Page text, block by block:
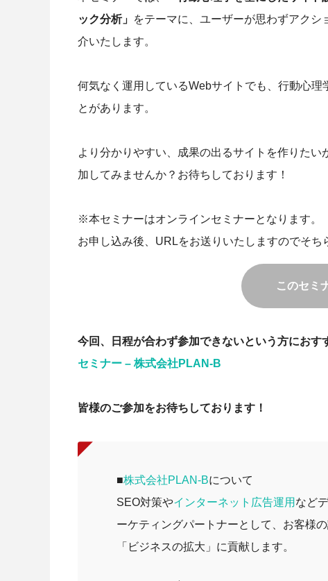
ック分析」 をテーマに、ユーザーが思わずアク
介いたします。
何気なく運用しているWebサイトでも、行動心
とがあります。
より分かりやすい、成果の出るサイトを作りた
加してみませんか？お待ちしております！
※本セミナーはオンラインセミナーとなります。
お申し込み後、URLをお送りいたしますのでそち
このセミ
今回、日程が合わず参加できないという方におす
セミナー – 株式会社PLAN-B
皆様のご参加をお待ちしております！
■株式会社PLAN-Bについて
SEO対策やインターネット広告運用 など
ーケティングパートナーとして、お客様
「ビジネスの拡大」に貢献します。